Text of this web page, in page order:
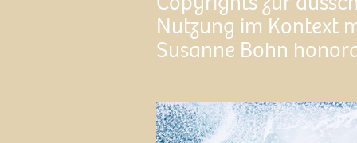
Nutzung im Kontext
Susanne Bohn